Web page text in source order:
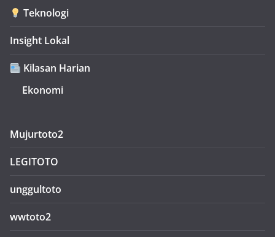
Teknologi
Insight Lokal
Kilasan Harian
Ekonomi
Mujurtoto2
LEGITOTO
unggultoto
wwtoto2